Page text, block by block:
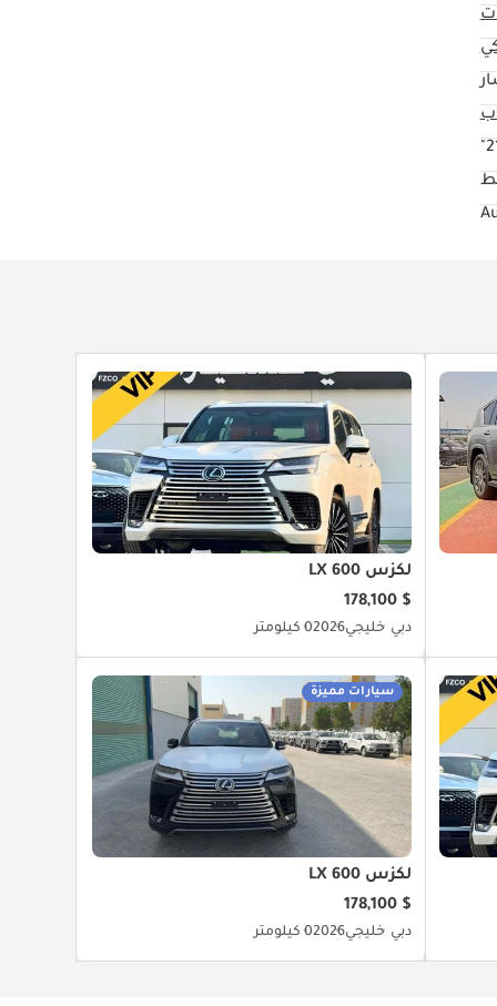
لكزس LX 600
$ 178,100
دبي خليجي20260 كيلومتر
سيارات مميزة
لكزس LX 600
$ 178,100
دبي خليجي20260 كيلومتر